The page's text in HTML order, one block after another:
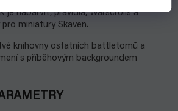
je nabarvit, pravidla, Warscrolls a
miniatury Skaven.
knihovny ostatních battletomů a
s příběhovým backgroundem